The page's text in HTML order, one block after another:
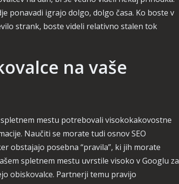
ponavadi igrajo dolgo, dolgo časa. Ko boste v
strank, boste videli relativno stalen tok
na vaše
mestu potrebovali visokokakovostne
Naučiti se morate tudi osnov SEO
obstajajo posebna “pravila”, ki jih morate
spletnem mestu uvrstile visoko v Googlu za
obiskovalce. Partnerji temu pravijo